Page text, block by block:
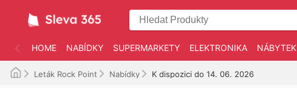
HOME NABÍDKY SUPERMARKETY ELEKTRONIKA NÁBYTEK
Leták Rock Point Nabídky K dispozici do 14. 06. 2026